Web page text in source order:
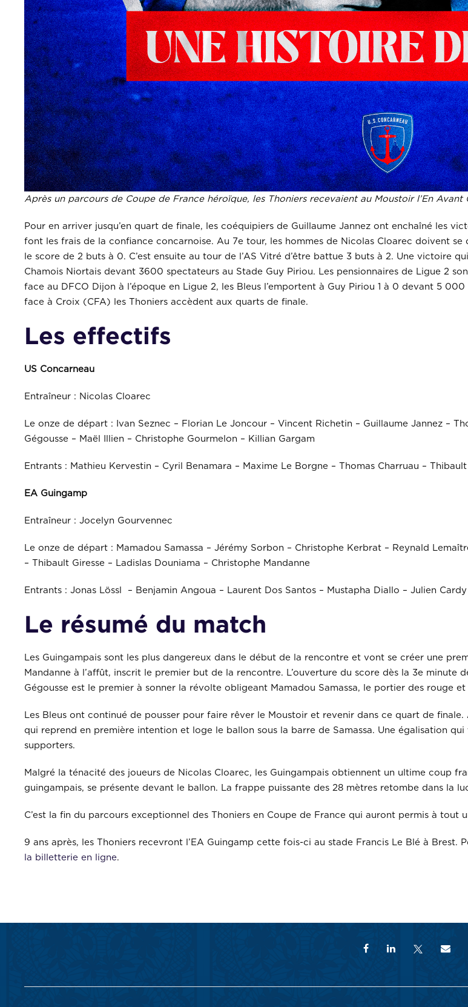
Après un parcours de Coupe de France héroïque, les Thoniers recevaient au Moustoir l’En
Pour en arriver jusqu’en quart de finale, les coéquipiers de Guillaume Jannez ont enchaîné les
font les frais de la confiance concarnoise. Au 7e tour, les hommes de Nicolas Cloarec doivent
le score de 2 buts à 0. C’est ensuite au tour de l’AS Vitré d’être battue 3 buts à 2. Une victoire
Chamois Niortais devant 3600 spectateurs au Stade Guy Piriou. Les pensionnaires de Ligue 2
face au DFCO Dijon à l’époque en Ligue 2, les Bleus l’emportent à Guy Piriou 1 à 0 devant 5
face à Croix (CFA) les Thoniers accèdent aux quarts de finale.
Les effectifs
US Concarneau
Entraîneur : Nicolas Cloarec
Le onze de départ : Ivan Seznec – Florian Le Joncour – Vincent Richetin – Guillaume Jannez –
Gégousse – Maël Illien – Christophe Gourmelon – Killian Gargam
Entrants : Mathieu Kervestin – Cyril Benamara – Maxime Le Borgne – Thomas Charruau –
EA Guingamp
Entraîneur : Jocelyn Gourvennec
Le onze de départ : Mamadou Samassa – Jérémy Sorbon – Christophe Kerbrat – Reynald
– Thibault Giresse – Ladislas Douniama – Christophe Mandanne
Entrants : Jonas Lössl – Benjamin Angoua – Laurent Dos Santos – Mustapha Diallo – Julien
Le résumé du match
Les Guingampais sont les plus dangereux dans le début de la rencontre et vont se créer une
Mandanne à l’affût, inscrit le premier but de la rencontre. L’ouverture du score dès la 3e minute
Gégousse est le premier à sonner la révolte obligeant Mamadou Samassa, le portier des rouge
Les Bleus ont continué de pousser pour faire rêver le Moustoir et revenir dans ce quart de
qui reprend en première intention et loge le ballon sous la barre de Samassa. Une égalisation
supporters.
Malgré la ténacité des joueurs de Nicolas Cloarec, les Guingampais obtiennent un ultime coup
guingampais, se présente devant le ballon. La frappe puissante des 28 mètres retombe dans la
C’est la fin du parcours exceptionnel des Thoniers en Coupe de France qui auront permis à tout
9 ans après, les Thoniers recevront l’EA Guingamp cette fois-ci au stade Francis Le Blé à Brest.
la billetterie en ligne.